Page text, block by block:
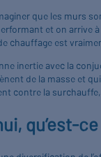
que les murs
et on arrive
chauffage est
inertie avec la
de la masse et
contre la
qu’est-